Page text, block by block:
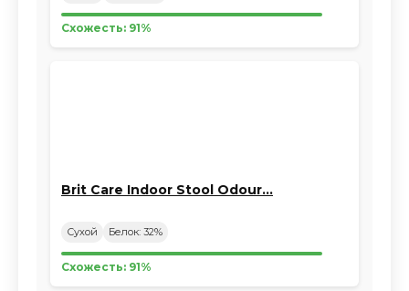
Схожесть: 91%
Brit Care Indoor Stool Odour…
Сухой Белок: 32%
Схожесть: 91%